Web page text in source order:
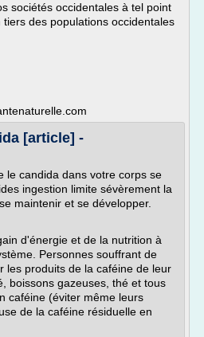
sociétés occidentales à tel point
des populations occidentales
[article] -
le candida dans votre corps se
ingestion limite sévèrement la
maintenir et se développer.
d'énergie et de la nutrition à
Personnes souffrant de
les produits de la caféine de leur
boissons gazeuses, thé et tous
caféine (éviter même leurs
de la caféine résiduelle en